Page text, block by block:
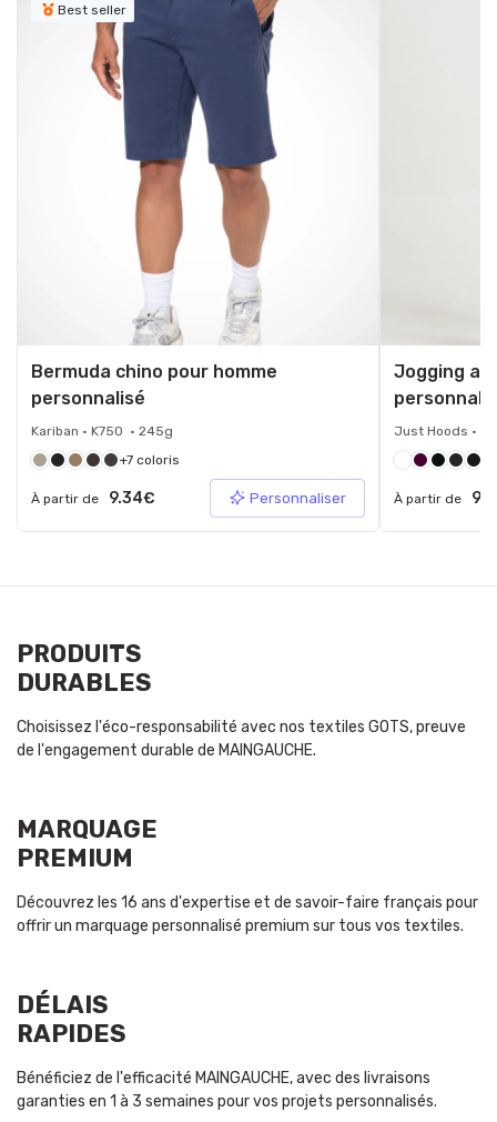
Best seller
Bermuda chino pour homme
personnalisé
Kariban • K750 • 245g
+7 coloris
À partir de 9.34€ Personnaliser
Jogging
Just Hoods •
À partir de
PRODUITS
DURABLES
Choisissez l'éco-responsabilité avec nos textiles GOTS, preuve
de l'engagement durable de MAINGAUCHE.
MARQUAGE
PREMIUM
Découvrez les 16 ans d'expertise et de savoir-faire français pour
offrir un marquage personnalisé premium sur tous vos textiles.
DÉLAIS
RAPIDES
Bénéficiez de l'efficacité MAINGAUCHE, avec des livraisons
garanties en 1 à 3 semaines pour vos projets personnalisés.